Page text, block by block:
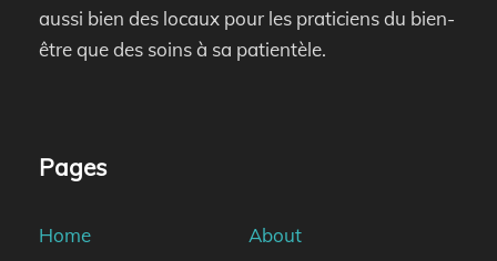
aussi bien des locaux pour les praticiens du bien-
être que des soins à sa patientèle.
Pages
Home
About